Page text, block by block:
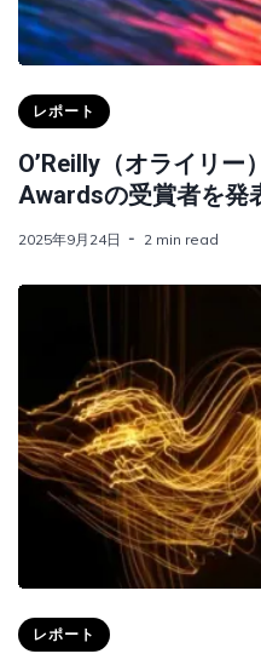
レポート
O’Reilly（オライリー
Awardsの受賞者を発
2025年9月24日 2 min read
レポート